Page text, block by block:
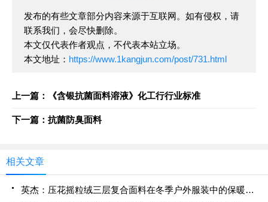
发布的有些文章部分内容来源于互联网。如有侵权，请
联系我们，会尽快删除。
本文仅代表作者观点，不代表本站立场。
本文地址： https://www.1kangjun.com/post/731.html
上一篇：《含银抗菌面料溶液》化工行行业标准
下一篇：抗菌防臭面料
相关文章
英杰：压花摇粒绒三层复合面料在冬季户外服装中的保暖性能优化研究